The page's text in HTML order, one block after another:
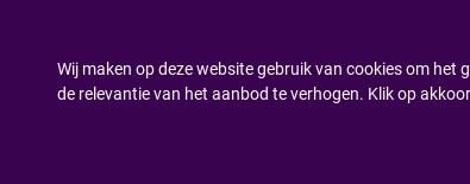
Wij maken op deze website gebruik van cookies om het
de relevantie van het aanbod te verhogen. Klik op